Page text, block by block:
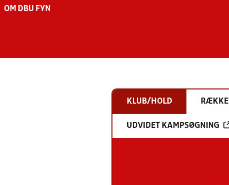
OM DBU FYN
KLUB/HOLD RÆKKE
UDVIDET KAMPSØGNING